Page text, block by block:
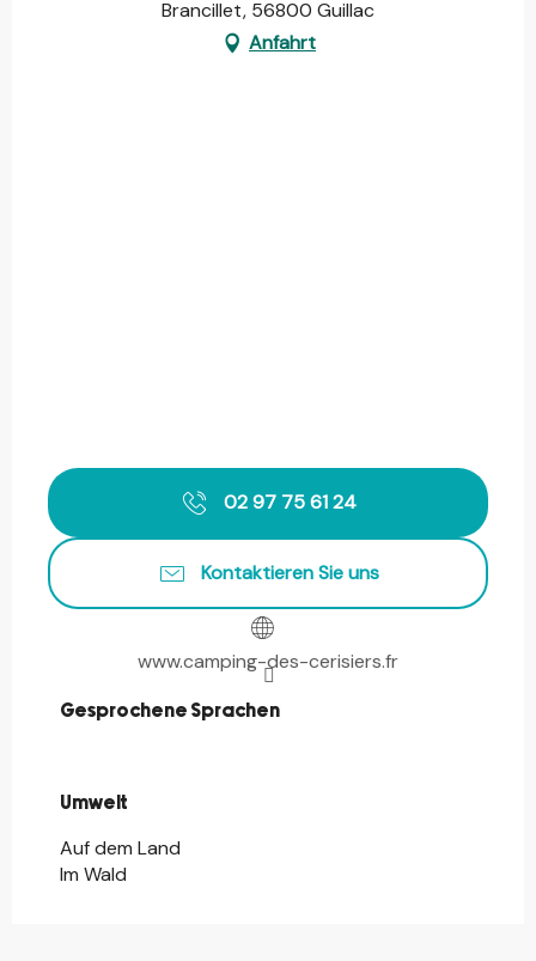
Brancillet, 56800 Guillac
Anfahrt
02 97 75 61 24
Kontaktieren Sie uns
www.camping-des-cerisiers.fr
Gesprochene Sprachen
Gesprochene Sprachen
Umwelt
Umwelt
Auf dem Land
Im Wald